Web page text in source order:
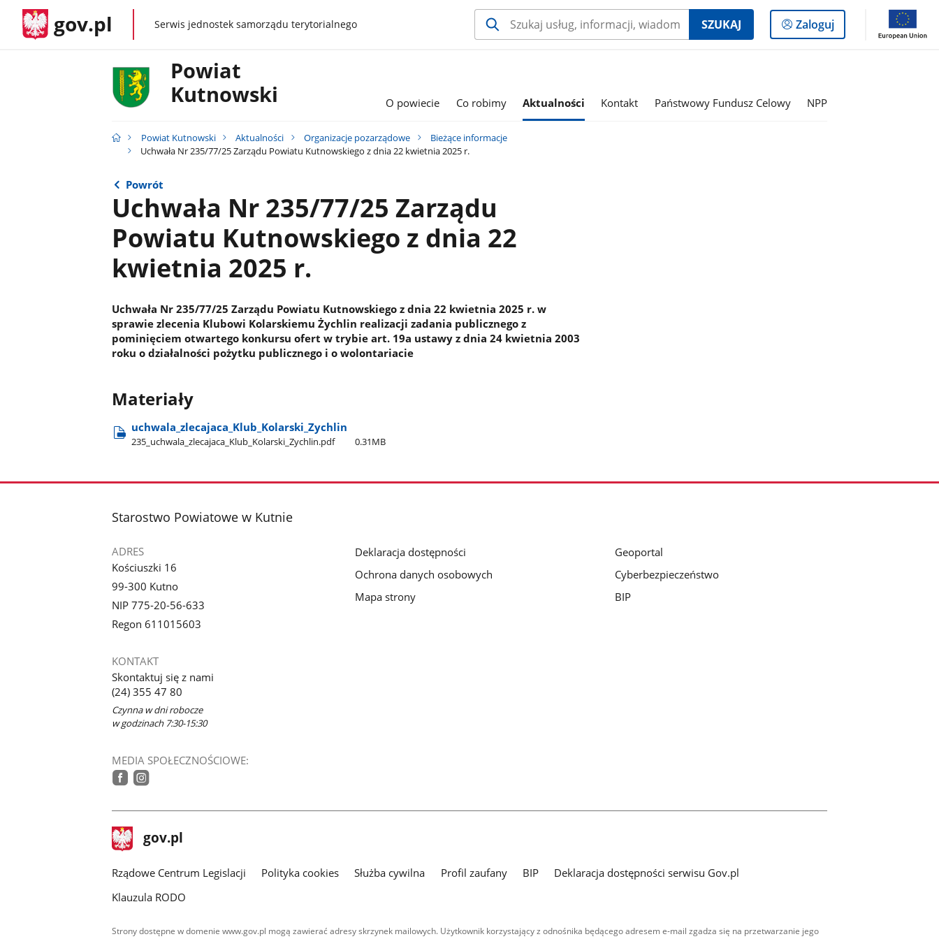
gov.pl gov.plSerwis jednostek samorządu terytorialnego SZUKAJ
Logowanie
do
Zaloguj
Powiat
Kutnowski
O powiecie Co robimy Aktualności Kontakt Państwowy Fundusz Celowy NPP
Powiat Kutnowski Aktualności Organizacje pozarządowe
Bieżące informacje
Uchwała Nr 235/77/25 Zarządu Powiatu Kutnowskiego z dnia 22 kwietnia 2025 r.
Powrót
Uchwała Nr 235/77/25 Zarządu
Powiatu Kutnowskiego z dnia 22
kwietnia 2025 r.
Uchwała Nr 235/77/25 Zarządu Powiatu Kutnowskiego z dnia 22 kwietnia 2025 r. w
sprawie zlecenia Klubowi Kolarskiemu Żychlin realizacji zadania publicznego z
pominięciem otwartego konkursu ofert w trybie art. 19a ustawy z dnia 24 kwietnia 2003
roku o działalności pożytku publicznego i o wolontariacie
Materiały
uchwala​_zlecajaca​_Klub​_Kolarski​_Zychlin
235​_uchwala​_zlecajaca​_Klub​_Kolarski​_Zychlin.pdf 0.31MB
stopka
Starostwo Powiatowe w Kutnie
ADRES
Kościuszki 16
99-300 Kutno
NIP 775-20-56-633
Regon 611015603
KONTAKT
Skontaktuj się z nami
(24) 355 47 80
Czynna w dni robocze
w godzinach 7:30-15:30
MEDIA SPOŁECZNOŚCIOWE:
Deklaracja dostępności
Ochrona danych osobowych
Mapa strony
Geoportal
Cyberbezpieczeństwo
BIP
stopka
gov.pl Strona
gov.pl
Rządowe Centrum Legislacji Polityka cookies Służba cywilna Profil zaufany BIP
Deklaracja dostępności serwisu Gov.pl
Klauzula RODO
Strony dostępne w domenie www.gov.pl mogą zawierać adresy skrzynek mailowych. Użytkownik korzystający z odnośnika będącego adresem e-mail zgadza się na przetwarzanie jego